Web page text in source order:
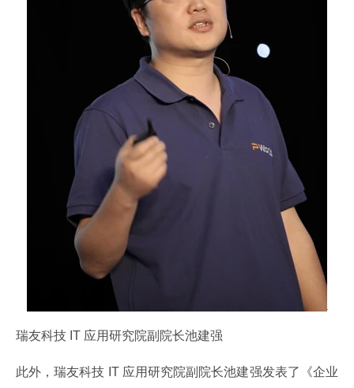
瑞友科技 IT 应用研究院副院长池建强
此外，瑞友科技 IT 应用研究院副院长池建强发表了《企业